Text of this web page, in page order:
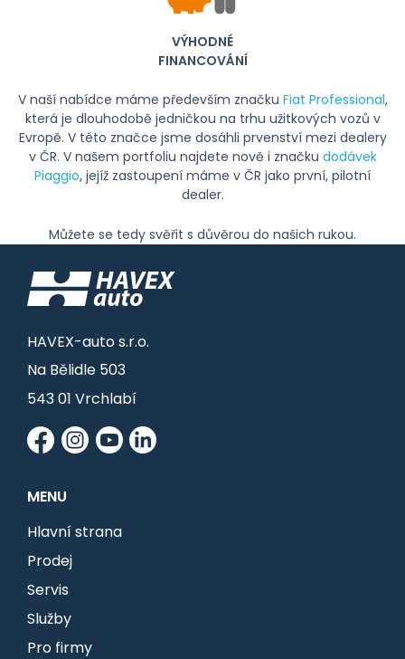
VÝHODNÉ
FINANCOVÁNÍ
V naší nabídce máme především značku Fiat Professional,
která je dlouhodobě jedničkou na trhu užitkových vozů v
Evropě. V této značce jsme dosáhli prvenství mezi dealery
v ČR. V našem portfoliu najdete nově i značku dodávek
Piaggio, jejíž zastoupení máme v ČR jako první, pilotní
dealer.
Můžete se tedy svěřit s důvěrou do našich rukou.
HAVEX-auto s.r.o.
Na Bělidle 503
543 01 Vrchlabí
MENU
Hlavní strana
Prodej
Servis
Služby
Pro firmy